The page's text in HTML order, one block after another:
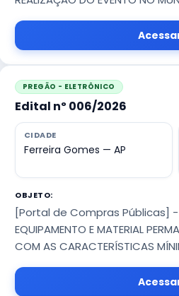
PREGÃO - ELETRÔNICO
Edital nº 006/2026
CIDADE
Ferreira Gomes — AP
OBJETO:
[Portal de Compras Públicas] - A
EQUIPAMENTO E MATERIAL
COM AS CARACTERÍSTICAS